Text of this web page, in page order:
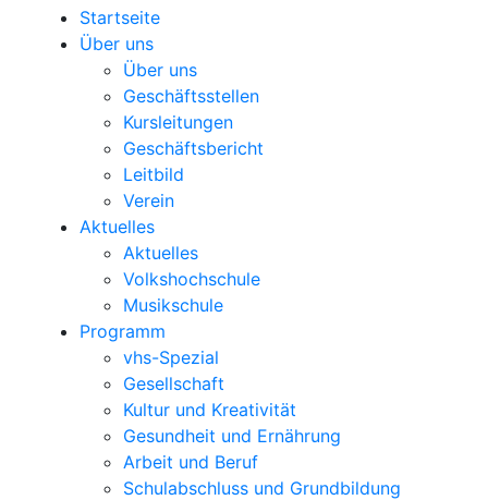
Startseite
Über uns
Über uns
Geschäftsstellen
Kursleitungen
Geschäftsbericht
Leitbild
Verein
Aktuelles
Aktuelles
Volkshochschule
Musikschule
Programm
vhs-Spezial
Gesellschaft
Kultur und Kreativität
Gesundheit und Ernährung
Arbeit und Beruf
Schulabschluss und Grundbildung